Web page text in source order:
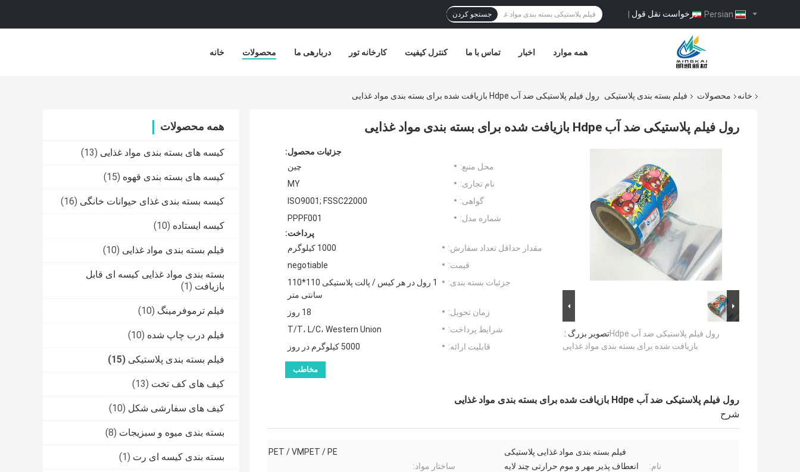
درخواست نقل قول | جستجو کردن
خانه محصولات دربارهی ما کارخانه تور کنترل کیفیت تماس با ما اخبار همه موارد
خانه محصولات فیلم بسته بندی پلاستیکی رول فیلم پلاستیکی ضد آب Hdpe بازیافت شده برای بسته بندی مواد غذایی
همه محصولات
کیسه های بسته بندی مواد غذایی (13)
کیسه های بسته بندی قهوه (15)
کیسه بسته بندی غذای حیوانات خانگی (16)
کیسه ایستاده (10)
فیلم بسته بندی مواد غذایی (10)
بسته بندی مواد غذایی کیسه ای قابل
بازیافت (1)
فیلم ترموفرمینگ (10)
فیلم درب چاپ شده (10)
فیلم بسته بندی پلاستیکی (15)
کیف های کف تخت (13)
کیف های سفارشی شکل (10)
بسته بندی میوه و سبزیجات (8)
بسته بندی کیسه ای رت (1)
رول فیلم پلاستیکی ضد آب Hdpe بازیافت شده برای بسته بندی مواد غذایی
تصویر بزرگ :رول فیلم پلاستیکی ضد آب Hdpe
بازیافت شده برای بسته بندی مواد غذایی
جزئیات محصول:
محل منبع:
چین
نام تجاری:
MY
گواهی:
ISO9001; FSSC22000
شماره مدل:
PPPF001
پرداخت:
مقدار حداقل تعداد سفارش:
1000 کیلوگرم
قیمت:
negotiable
جزئیات بسته بندی:
1 رول در هر کیس / پالت پلاستیکی 110*110
سانتی متر
زمان تحویل:
18 روز
شرایط پرداخت:
T/T، L/C، Western Union
قابلیت ارائه:
5000 کیلوگرم در روز
مخاطب
رول فیلم پلاستیکی ضد آب Hdpe بازیافت شده برای بسته بندی مواد غذایی
شرح
نام:
فیلم بسته بندی مواد غذایی پلاستیکی
انعطاف پذیر مهر و موم حرارتی چند لایه
ساختار مواد:
PET / VMPET / PE